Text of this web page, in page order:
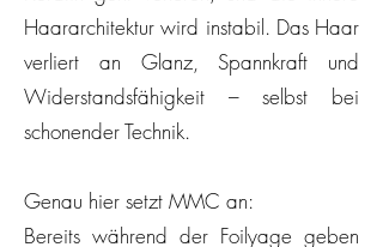
Haararchitektur wird instabil. Das Haar
verliert an Glanz, Spannkraft und
Widerstandsfähigkeit – selbst bei
schonender Technik.
Genau hier setzt MMC an:
Bereits während der Foilyage geben